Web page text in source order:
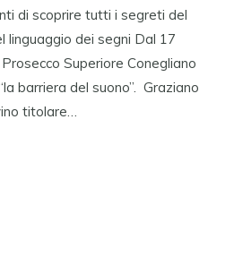
di scoprire tutti i segreti del
linguaggio dei segni Dal 17
Superiore Conegliano
barriera del suono”. Graziano
titolare…